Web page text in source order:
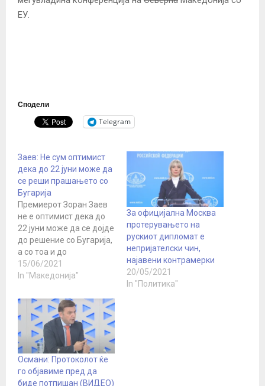
ЕУ.
Сподели
Telegram
Заев: Не сум оптимист
дека до 22 јуни може да
се реши прашањето со
Бугарија
Премиерот Зоран Заев
не е оптимист дека до
22 јуни може да се дојде
до решение со Бугарија,
а со тоа и до
одблокирање на
процесот за почнување
Северна Македонија со
ЕУ, пред се поради тоа
што таму во моментов
има техничка Влада. Тој
најави дека
најверојатно…
15/06/2021
In "Македонија"
За официјална Москва
протерувањето на
рускиот дипломат е
непријателски чин,
најавени контрамерки
20/05/2021
In "Политика"
Османи: Протоколот ќе
го објавиме пред да
биде потпишан (ВИДЕО)